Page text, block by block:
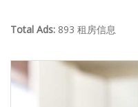
Total Ads: 893 租房信息